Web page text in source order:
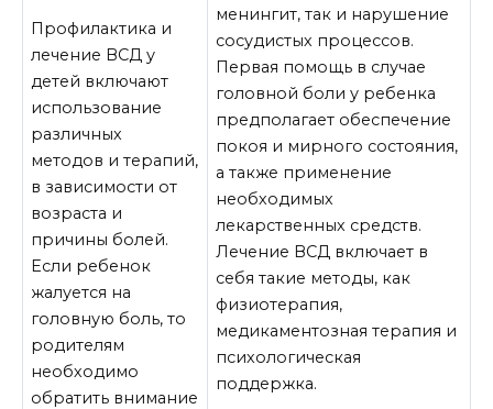
Профилактика и
лечение ВСД у
детей включают
использование
различных
методов и терапий,
в зависимости от
возраста и
причины болей.
Если ребенок
жалуется на
головную боль, то
родителям
необходимо
обратить внимание
менингит, так и нарушение
сосудистых процессов.
Первая помощь в случае
головной боли у ребенка
предполагает обеспечение
покоя и мирного состояния,
а также применение
необходимых
лекарственных средств.
Лечение ВСД включает в
себя такие методы, как
физиотерапия,
медикаментозная терапия и
психологическая
поддержка.